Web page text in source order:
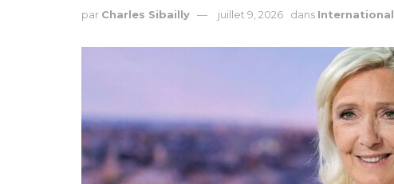
par Charles Sibailly juillet 9, 2026 dans International